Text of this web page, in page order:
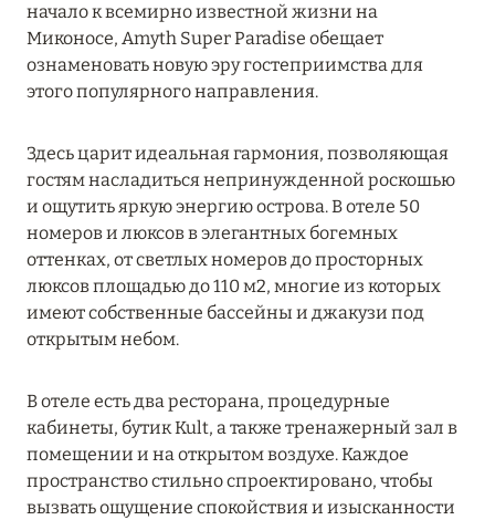
20 марта 2026
MARCH GRAND ESCAPE: ПРЕДЛОЖЕНИЕ ОТ Á
LA CARTE PREMIUM ПО ОТЕЛЮ WALDORF
ASTORIA MALDIVES ITHAAFUSHI, МАЛЬДИВЫ
Подробнее
MANDARIN ORIENTAL JUMEIRA — SUITE
NOVEMBER
13 мая 2025
ЗАБРОНИРУЙТЕ FOUR SEASONS RESORT
DUBAI AT JUMEIRAH BEACH ПО ЛУЧШИМ
ЦЕНАМ
начало к всемирно известной жизни на
Миконосе, Amyth Super Paradise обещает
ознаменовать новую эру гостеприимства для
этого популярного направления.
Здесь царит идеальная гармония, позволяющая
гостям насладиться непринужденной роскошью
и ощутить яркую энергию острова. В отеле 50
номеров и люксов в элегантных богемных
оттенках, от светлых номеров до просторных
люксов площадью до 110 м2, многие из которых
имеют собственные бассейны и джакузи под
открытым небом.
В отеле есть два ресторана, процедурные
кабинеты, бутик Kult, а также тренажерный зал в
помещении и на открытом воздухе. Каждое
пространство стильно спроектировано, чтобы
вызвать ощущение спокойствия и изысканности